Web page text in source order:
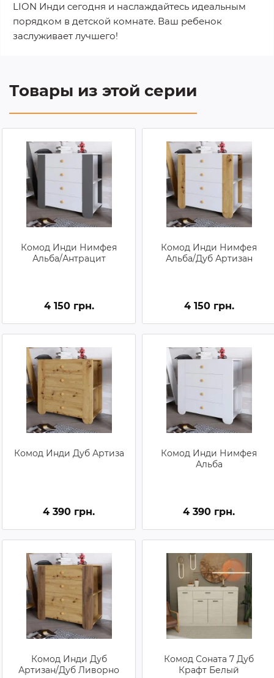
LION Инди сегодня и наслаждайтесь идеальным
порядком в детской комнате. Ваш ребенок
заслуживает лучшего!
Товары из этой серии
Комод Инди Нимфея
Альба/Антрацит
4 150 грн.
Комод Инди Нимфея
Альба/Дуб Артизан
4 150 грн.
Комод Инди Дуб Артиза
4 390 грн.
Комод Инди Нимфея
Альба
4 390 грн.
Комод Инди Дуб
Артизан/Дуб Ливорно
Комод Соната 7 Дуб
Крафт Белый